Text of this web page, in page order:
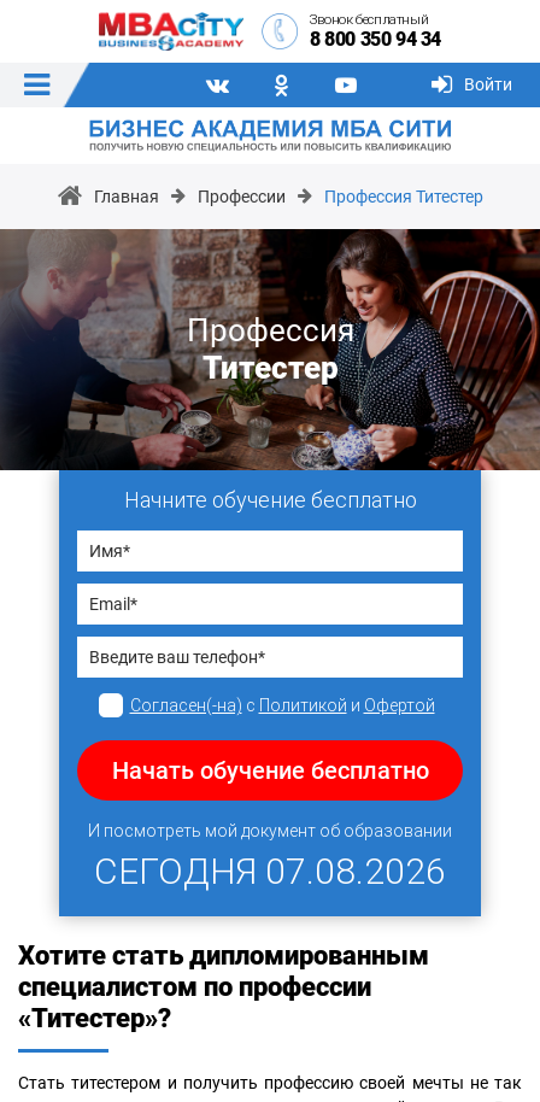
Звонок бесплатный
8 800 350 94 34
Войти
Главная Профессии Профессия Титестер
Профессия
Титестер
Начните обучение бесплатно
Согласен(-на) с Политикой и Офертой
Начать обучение бесплатно
И посмотреть мой документ об образовании
СЕГОДНЯ 07.08.2026
Хотите стать дипломированным
специалистом по профессии
«Титестер»?
Стать титестером и получить профессию своей мечты не так